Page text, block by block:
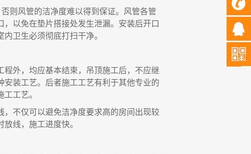
否则风管的洁净度难以得到保证。风管各管
， 以免在垫片搭接处发生泄漏。安装后开口
内卫生必须彻底打扫干净。
程外， 均应基本结束 ， 吊顶施工后， 不应继
装工艺。后者施工工艺有利于其他专业的
工工艺。
， 不仅可以避免洁净度要求高的房间出现较
放线 ， 施工进度快。